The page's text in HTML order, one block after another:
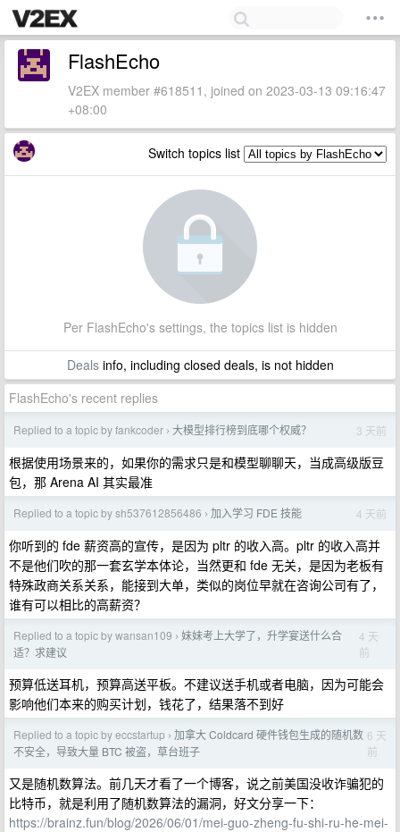
FlashEcho
V2EX member #618511, joined on 2023-03-13 09:16:47
+08:00
Switch topics list
Per FlashEcho's settings, the topics list is hidden
Dealsinfo, including closed deals, is not hidden
FlashEcho's recent replies
Replied to a topic by fankcoder › 大模型排行榜到底哪个权威？ 3 天前
根据使用场景来的，如果你的需求只是和模型聊聊天，当成高级版豆
包，那 Arena AI 其实最准
Replied to a topic by sh537612856486 › 加入学习 FDE 技能 4 天前
你听到的 fde 薪资高的宣传，是因为 pltr 的收入高。pltr 的收入高并
不是他们吹的那一套玄学本体论，当然更和 fde 无关，是因为老板有
特殊政商关系关系，能接到大单，类似的岗位早就在咨询公司有了，
谁有可以相比的高薪资？
Replied to a topic by wansan109 › 妹妹考上大学了，升学宴送什么合
适？求建议
4 天
前
预算低送耳机，预算高送平板。不建议送手机或者电脑，因为可能会
影响他们本来的购买计划，钱花了，结果落不到好
Replied to a topic by eccstartup › 加拿大 Coldcard 硬件钱包生成的随机数
不安全，导致大量 BTC 被盗，草台班子
6 天
前
又是随机数算法。前几天才看了一个博客，说之前美国没收诈骗犯的
比特币，就是利用了随机数算法的漏洞，好文分享一下：
https://brainz.fun/blog/2026/06/01/mei-guo-zheng-fu-shi-ru-he-mei-